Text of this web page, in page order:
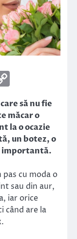
Link
să nu fie
măcar o
la o ocazie
un botez, o
importantă.
pas cu moda o
sau din aur,
iar orice
când are la